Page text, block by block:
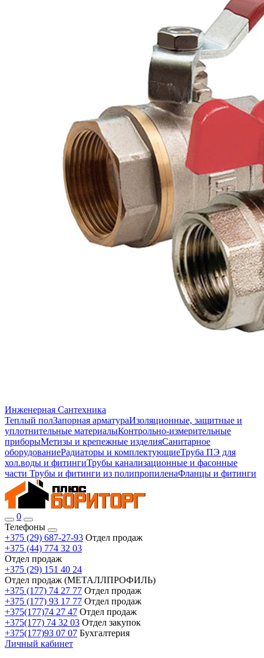
Инженерная Сантехника
Теплый полЗапорная арматураИзоляционные, защитные и
уплотнительные материалыКонтрольно-измерительные
приборыМетизы и крепежные изделияСанитарное
оборудованиеРадиаторы и комплектующиеТруба ПЭ для
хол.воды и фитингиТрубы канализационные и фасонные
части Трубы и фитинги из полипропиленаФланцы и фитинги
0
Телефоны
+375 (29) 687-27-93 Отдел продаж
+375 (44) 774 32 03
Отдел продаж
+375 (29) 151 40 24
Отдел продаж (МЕТАЛЛПРОФИЛЬ)
+375 (177) 74 27 77 Отдел продаж
+375 (177) 93 17 77 Отдел продаж
+375(177)74 27 47 Отдел продаж
+375(177) 74 32 03 Отдел закупок
+375(177)93 07 07 Бухгалтерия
Личный кабинет